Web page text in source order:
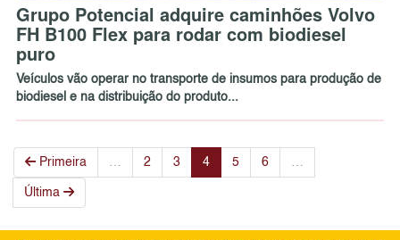
Grupo Potencial adquire caminhões Volvo
FH B100 Flex para rodar com biodiesel
puro
Veículos vão operar no transporte de insumos para produção de
biodiesel e na distribuição do produto...
Primeira 2 3 4 5 6
Última